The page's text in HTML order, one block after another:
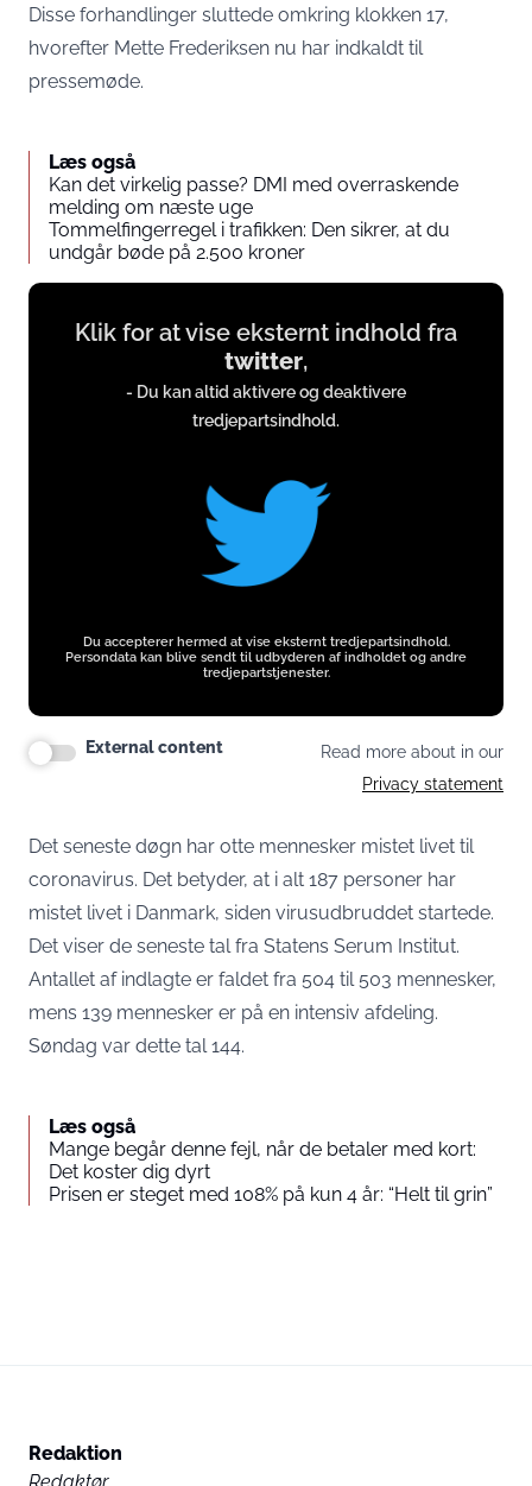
Disse forhandlinger sluttede omkring klokken 17,
hvorefter Mette Frederiksen nu har indkaldt til
pressemøde.
Læs også
Kan det virkelig passe? DMI med overraskende
melding om næste uge
Tommelfingerregel i trafikken: Den sikrer, at du
undgår bøde på 2.500 kroner
Display
contentKlik for at vise eksternt indhold fra
twitter,
- Du kan altid aktivere og deaktivere
tredjepartsindhold.
Du accepterer hermed at vise eksternt tredjepartsindhold.
Persondata kan blive sendt til udbyderen af indholdet og andre
tredjepartstjenester.
External content
Read more about in our
Privacy statement
Det seneste døgn har otte mennesker mistet livet til
coronavirus. Det betyder, at i alt 187 personer har
mistet livet i Danmark, siden virusudbruddet startede.
Det viser de seneste tal fra Statens Serum Institut.
Antallet af indlagte er faldet fra 504 til 503 mennesker,
mens 139 mennesker er på en intensiv afdeling.
Søndag var dette tal 144.
Læs også
Mange begår denne fejl, når de betaler med kort:
Det koster dig dyrt
Prisen er steget med 108% på kun 4 år: “Helt til grin”
Redaktion
Redaktør